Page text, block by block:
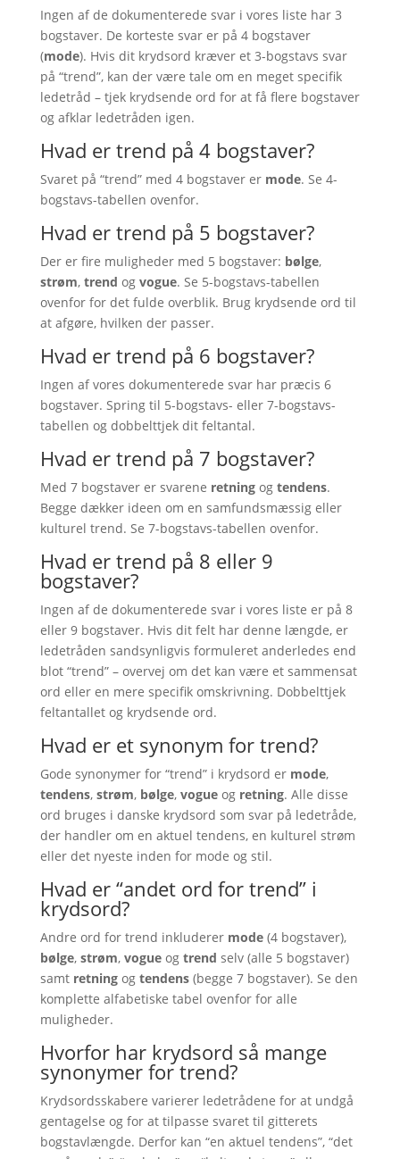
Ingen af de dokumenterede svar i vores liste har 3
bogstaver. De korteste svar er på 4 bogstaver
(mode). Hvis dit krydsord kræver et 3-bogstavs svar
på “trend”, kan der være tale om en meget specifik
ledetråd – tjek krydsende ord for at få flere bogstaver
og afklar ledetråden igen.
Hvad er trend på 4 bogstaver?
Svaret på “trend” med 4 bogstaver er mode. Se 4-
bogstavs-tabellen ovenfor.
Hvad er trend på 5 bogstaver?
Der er fire muligheder med 5 bogstaver: bølge,
strøm, trend og vogue. Se 5-bogstavs-tabellen
ovenfor for det fulde overblik. Brug krydsende ord til
at afgøre, hvilken der passer.
Hvad er trend på 6 bogstaver?
Ingen af vores dokumenterede svar har præcis 6
bogstaver. Spring til 5-bogstavs- eller 7-bogstavs-
tabellen og dobbelttjek dit feltantal.
Hvad er trend på 7 bogstaver?
Med 7 bogstaver er svarene retningog tendens.
Begge dækker ideen om en samfundsmæssig eller
kulturel trend. Se 7-bogstavs-tabellen ovenfor.
Hvad er trend på 8 eller 9
bogstaver?
Ingen af de dokumenterede svar i vores liste er på 8
eller 9 bogstaver. Hvis dit felt har denne længde, er
ledetråden sandsynligvis formuleret anderledes end
blot “trend” – overvej om det kan være et sammensat
ord eller en mere specifik omskrivning. Dobbelttjek
feltantallet og krydsende ord.
Hvad er et synonym for trend?
Gode synonymer for “trend” i krydsord er mode,
tendens, strøm, bølge, vogueog retning. Alle disse
ord bruges i danske krydsord som svar på ledetråde,
der handler om en aktuel tendens, en kulturel strøm
eller det nyeste inden for mode og stil.
Hvad er “andet ord for trend” i
krydsord?
Andre ord for trend inkluderer mode(4 bogstaver),
bølge, strøm, vogueog trend selv (alle 5 bogstaver)
samt retningog tendens(begge 7 bogstaver). Se den
komplette alfabetiske tabel ovenfor for alle
muligheder.
Hvorfor har krydsord så mange
synonymer for trend?
Krydsordsskabere varierer ledetrådene for at undgå
gentagelse og for at tilpasse svaret til gitterets
bogstavlængde. Derfor kan “en aktuel tendens”, “det